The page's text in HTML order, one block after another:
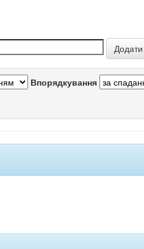
Впорядкування